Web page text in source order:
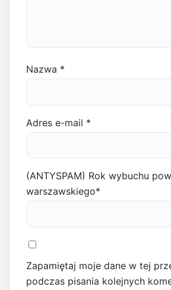
Nazwa *
Adres e-mail *
(ANTYSPAM) Rok wybuchu
warszawskiego*
Zapamiętaj moje dane w tej
podczas pisania kolejnych